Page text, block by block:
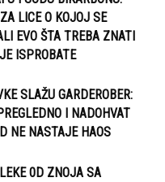
LICE O KOJOJ SE
EVO ŠTA TREBA ZNATI
ISPROBATE
SLAŽU GARDEROBER:
I NADOHVAT
NE NASTAJE HAOS
0D ZNOJA SA